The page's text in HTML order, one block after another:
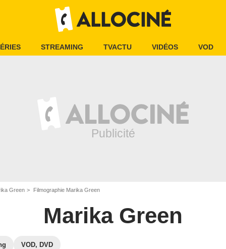
STREAMING TVACTU VIDÉOS VOD
Green Filmographie Marika Green
Marika Green
VOD, DVD